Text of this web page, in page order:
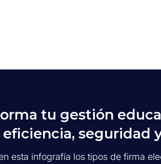
tu gestión
eficiencia, seguridad
esta infografía los tipos de firma